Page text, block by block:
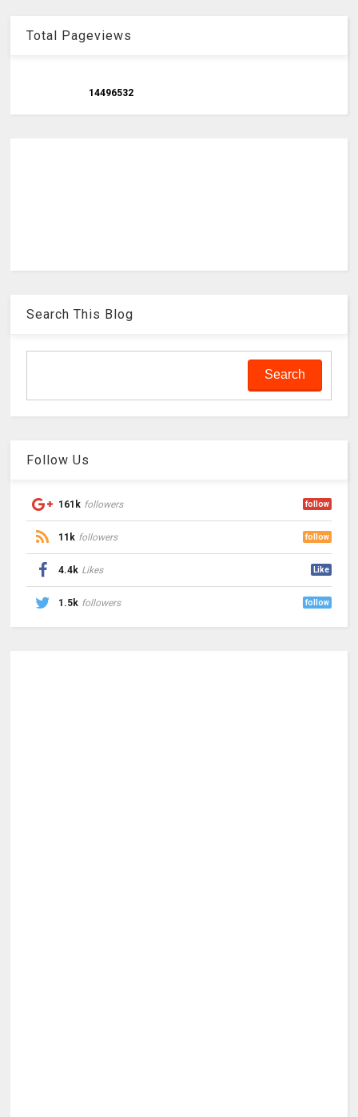
Total Pageviews
14496532
Search This Blog
Follow Us
161k followers follow
11k followers follow
4.4k Likes Like
1.5k followers follow